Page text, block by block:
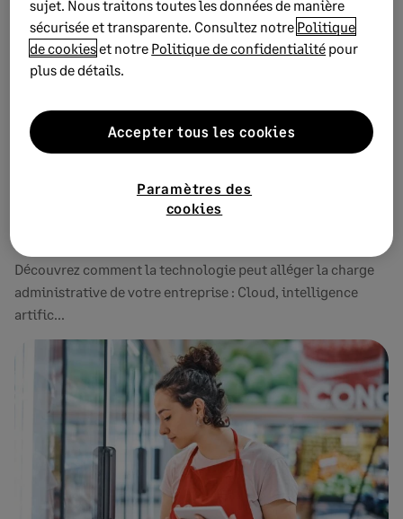
6 MIN DE LECTURE
Comment réduire la charge administrative
Découvrez comment la technologie peut alléger la charge
administrative de votre entreprise : Cloud, intelligence
artific...
sujet. Nous traitons toutes les données de manière
sécurisée et transparente. Consultez notre Politique
de cookieset notre Politique de confidentialité pour
plus de détails.
Paramètres des
cookies
Accepter tous les cookies